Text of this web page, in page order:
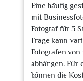
Eine häufig
mit
Fotograf für 3
Frage kann
Fotografen von
abhängen. Für
können die